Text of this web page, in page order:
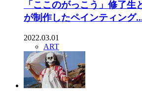
「ここのがっこう」修了生
が制作したペインティング
2022.03.01
ART